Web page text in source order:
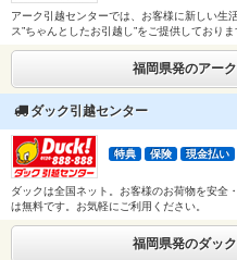
アーク引越センターでは、お客様に新しい生
ス”ちゃんとしたお引越し”をご提供しておりま
福岡県発のアー
ダック引越センター
特典 保険 現金払い
ダックは全国ネット。お客様のお荷物を安全
は無料です。お気軽にご利用ください。
福岡県発のダッ